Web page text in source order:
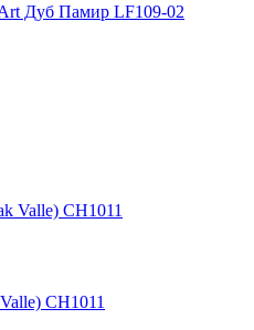
Дуб Памир LF109-02
CH1011